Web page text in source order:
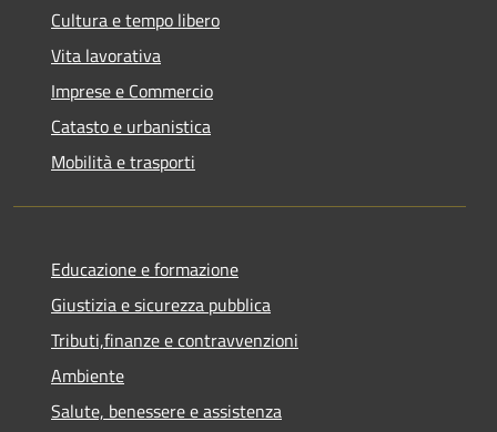
Cultura e tempo libero
Vita lavorativa
Imprese e Commercio
Catasto e urbanistica
Mobilità e trasporti
Educazione e formazione
Giustizia e sicurezza pubblica
Tributi,finanze e contravvenzioni
Ambiente
Salute, benessere e assistenza